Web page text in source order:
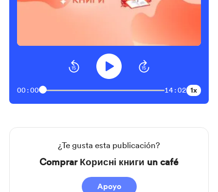
00:00 14:02 1x
¿Te gusta esta publicación?
Comprar Корисні книги un café
Apoyo